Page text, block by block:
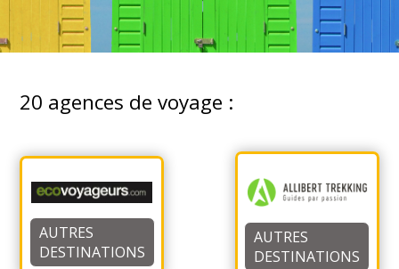
20 agences de voyage :
AUTRES
DESTINATIONS
AUTRES
DESTINATIONS